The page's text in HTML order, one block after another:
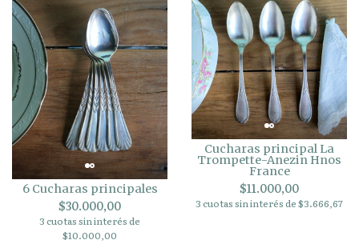
6 Cucharas principales
$30.000,00
3 cuotas sin interés de
$10.000,00
Cucharas principal La
Trompette-Anezin Hnos
France
$11.000,00
3 cuotas sin interés de $3.666,67